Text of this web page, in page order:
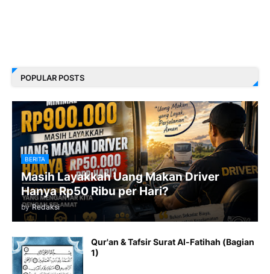
POPULAR POSTS
BERITA
Masih Layakkah Uang Makan Driver
Hanya Rp50 Ribu per Hari?
by Redaksi
Qur'an & Tafsir Surat Al-Fatihah (Bagian
1)